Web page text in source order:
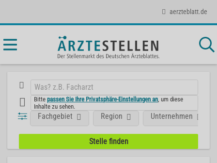
aerzteblatt.de
Bittepassen Sie Ihre Privatsphäre-Einstellungen an , um diese
Inhalte zu sehen.
Fachgebiet Region Unternehmen